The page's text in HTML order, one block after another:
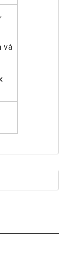
và